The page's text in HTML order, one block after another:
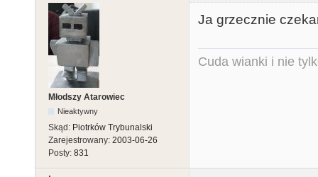
Młodszy Atarowiec
Nieaktywny
Skąd: Piotrków Trybunalski
Zarejestrowany: 2003-06-26
Posty: 831
Ja grzecznie
Cuda wianki i nie